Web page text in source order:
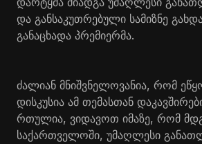
და განსაკუთრებული სამიზნე
განაცხადა პრემიერმა.
ძალიან მნიშვნელოვანია, რომ
დისკუსია ამ თემასთან
რთულია, ვიდავოთ იმაზე, რომ
საქართველოში, უმაღლესი